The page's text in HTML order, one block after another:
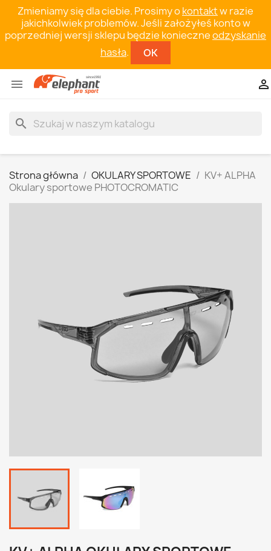
Zmieniamy się dla ciebie. Prosimy okontaktw razie
jakichkolwiek problemów. Jeśli założyłeś konto w
poprzedniej wersji sklepu będzie konieczneodzyskanie
hasła. OK
 
search
Strona główna OKULARY SPORTOWE
KV+ ALPHA
Okulary sportowe PHOTOCROMATIC